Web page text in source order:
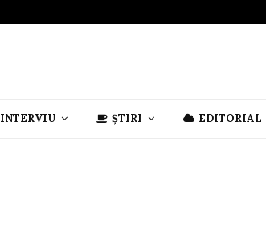
INTERVIU ȘTIRI EDITORIAL